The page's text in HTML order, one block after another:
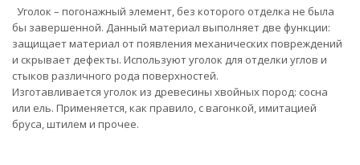
Уголок – погонажный элемент, без которого отделка не была
бы завершенной. Данный материал выполняет две функции:
защищает материал от появления механических повреждений
и скрывает дефекты. Используют уголок для отделки углов и
стыков различного рода поверхностей.
Изготавливается уголок из древесины хвойных пород: сосна
или ель. Применяется, как правило, с вагонкой, имитацией
бруса, штилем и прочее.